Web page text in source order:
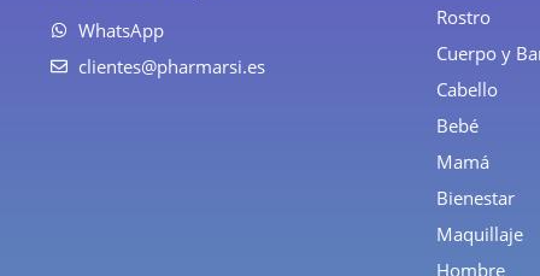
WhatsApp
clientes@pharmarsi.es
Rostro
Cuerpo y
Cabello
Bebé
Mamá
Bienestar
Maquillaje
Hombre